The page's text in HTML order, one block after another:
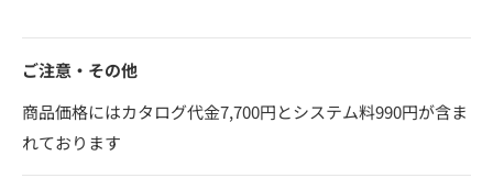
ご注意・その他
商品価格にはカタログ代金7,700円とシステム料990円が含ま
れております